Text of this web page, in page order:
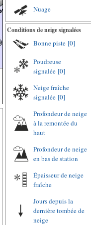
Nuage
Conditions de neige signalées
Bonne piste [0]
Poudreuse
signalée [0]
Neige fraîche
signalée [0]
Profondeur de neige
à la remontée du
haut
Profondeur de neige
en bas de station
Épaisseur de neige
fraîche
Jours depuis la
dernière tombée de
neige